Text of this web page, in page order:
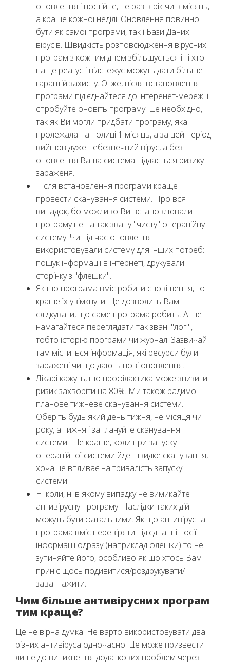
оновлення і постійне, не раз в рік чи в місяць,
а краще кожної неділі. Оновлення повинно
бути як самої програми, так і Бази Даних
вірусів. Швидкість розповсюдження вірусних
програм з кожним днем збільшується і ті хто
на це реагує і відстежує можуть дати більше
гарантій захисту. Отже, після встановлення
програми під'єднайтеся до інтеренет-мережі і
спробуйте оновіть програму. Це необхідно,
так як Ви могли придбати програму, яка
пролежала на полиці 1 місяць, а за цей період
вийшов дуже небезпечний вірус, а без
оновлення Ваша система піддається ризику
зараженя.
Після встановлення програми краще
провести сканування системи. Про вся
випадок, бо можливо Ви встановлювали
програму не на так звану "чисту" операційну
систему. Чи під час оновлення
використовували систему для інших потреб:
пошук інформації в інтернеті, друкували
сторінку з "флешки".
Як що програма вміє робити сповіщення, то
краще їх увімкнути. Це дозволить Вам
слідкувати, що саме програма робить. А ще
намагайтеся переглядати так звані "логі",
тобто історію програми чи журнал. Зазвичай
там міститься інформація, які ресурси були
заражені чи що дають нові оновлення.
Лікарі кажуть, що профілактика може знизити
ризик захворіти на 80%. Ми також радимо
планове тижневе сканування системи.
Оберіть будь який день тижня, не місяця чи
року, а тижня і заплануйте сканування
системи. Ще краще, коли при запуску
операційної системи йде швидке сканування,
хоча це впливає на тривалість запуску
системи.
Ні коли, ні в якому випадку не вимикайте
антивірусну програму. Наслідки таких дій
можуть бути фатальними. Як що антивірусна
програма вміє перевіряти під'єднанні носії
інформації одразу (наприклад флешки) то не
зупиняйте його, особливо як що хтось Вам
приніс щось подивитися/роздрукувати/
завантажити.
Чим більше антивірусних програм
тим краще?
Це не вірна думка. Не варто використовувати два
різних антивіруса одночасно. Це може призвести
лише до виникнення додаткових проблем через